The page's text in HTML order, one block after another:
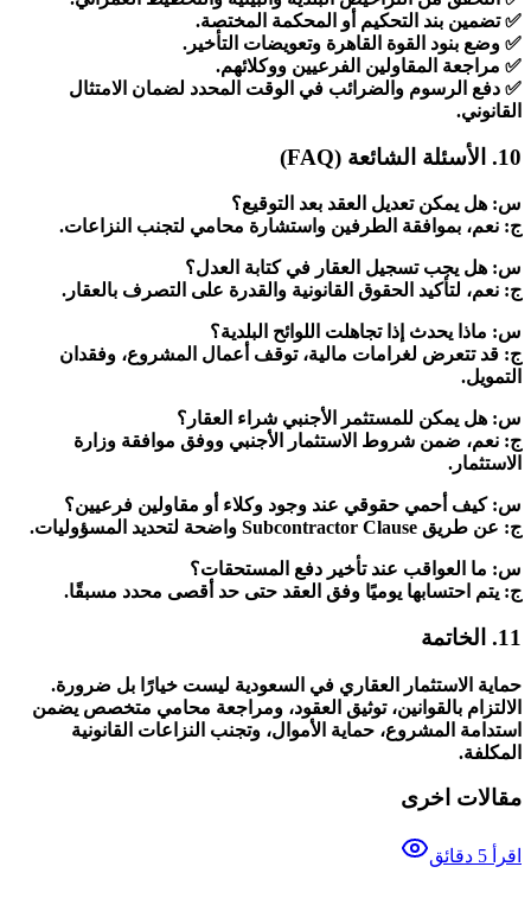
✅ تضمين بند التحكيم أو المحكمة المختصة.
✅ وضع بنود القوة القاهرة وتعويضات التأخير.
✅ مراجعة المقاولين الفرعيين ووكلائهم.
✅ دفع الرسوم والضرائب في الوقت المحدد لضمان الامتثال
القانوني.
10. الأسئلة الشائعة (FAQ)
س: هل يمكن تعديل العقد بعد التوقيع؟
ج: نعم، بموافقة الطرفين واستشارة محامي لتجنب النزاعات.
س: هل يجب تسجيل العقار في كتابة العدل؟
ج: نعم، لتأكيد الحقوق القانونية والقدرة على التصرف بالعقار.
س: ماذا يحدث إذا تجاهلت اللوائح البلدية؟
ج: قد تتعرض لغرامات مالية، توقف أعمال المشروع، وفقدان
التمويل.
س: هل يمكن للمستثمر الأجنبي شراء العقار؟
ج: نعم، ضمن شروط الاستثمار الأجنبي ووفق موافقة وزارة
الاستثمار.
س: كيف أحمي حقوقي عند وجود وكلاء أو مقاولين فرعيين؟
ج: عن طريق Subcontractor Clause واضحة لتحديد المسؤوليات.
س: ما العواقب عند تأخير دفع المستحقات؟
ج: يتم احتسابها يوميًا وفق العقد حتى حد أقصى محدد مسبقًا.
11. الخاتمة
حماية الاستثمار العقاري في السعودية ليست خيارًا بل ضرورة.
الالتزام بالقوانين، توثيق العقود، ومراجعة محامي متخصص يضمن
استدامة المشروع، حماية الأموال، وتجنب النزاعات القانونية
المكلفة.
مقالات اخرى
اقرأ 5 دقائق